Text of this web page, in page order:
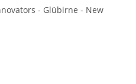
- Glübirne - New